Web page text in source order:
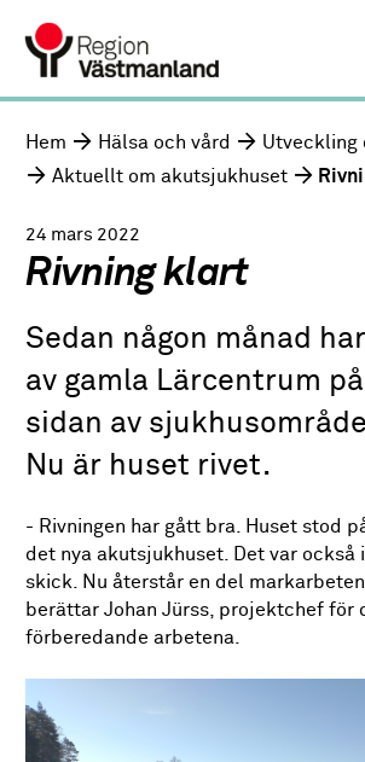
Hem Hälsa och vård
Utveckling
Aktuellt om akutsjukhuset
24 mars 2022
Rivning klart
Sedan någon månad
av gamla Lärcentrum
sidan av
Nu är huset rivet.
- Rivningen har gått bra. Huset stod
det nya akutsjukhuset. Det var också
skick. Nu återstår en del
berättar Johan Jürss, projektchef för
förberedande arbetena.